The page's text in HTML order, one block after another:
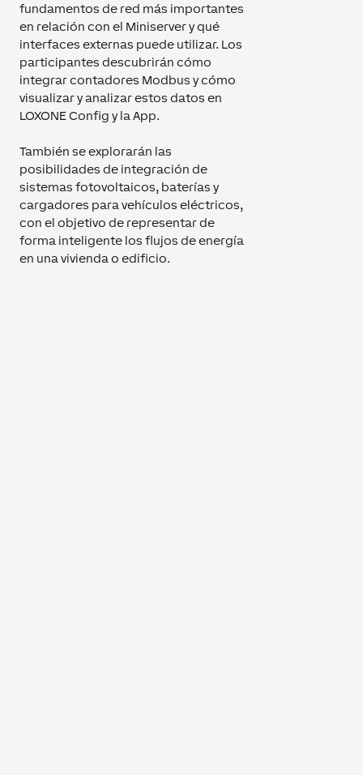
fundamentos de red más importantes
en relación con el Miniserver y qué
interfaces externas puede utilizar. Los
participantes descubrirán cómo
integrar contadores Modbus y cómo
visualizar y analizar estos datos en
LOXONE Config y la App.
También se explorarán las
posibilidades de integración de
sistemas fotovoltaicos, baterías y
cargadores para vehículos eléctricos,
con el objetivo de representar de
forma inteligente los flujos de energía
en una vivienda o edificio.